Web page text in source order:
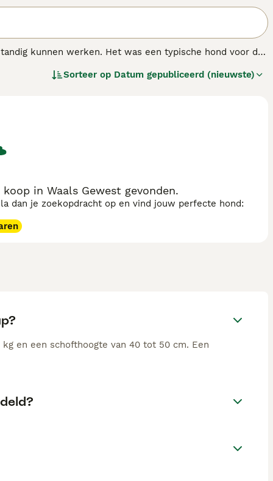
kunnen werken. Het was een typische hond voor de
vriendelijk en temperamentvol. Hij kan gebruikt
Sorteer op Datum gepubliceerd (nieuwste)
in Waals Gewest gevonden.
dan je zoekopdracht op en vind jouw perfecte hond:
en een schofthoogte van 40 tot 50 cm. Een